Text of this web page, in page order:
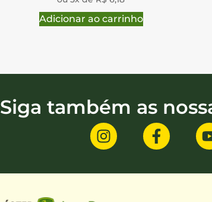
Adicionar ao carrinho
Siga também as